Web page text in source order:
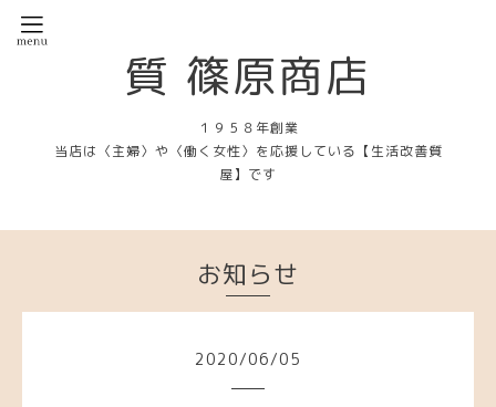
質 篠原商店
１９５８年創業
当店は〈主婦〉や〈働く女性〉を応援している【生活改善質
屋】です
お知らせ
2020/06/05